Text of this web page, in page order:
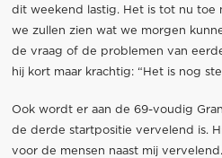
dit weekend lastig. Het is tot nu toe
we zullen zien wat we morgen
de vraag of de problemen van
hij kort maar krachtig: “Het is nog
Ook wordt er aan de 69-voudig
de derde startpositie vervelend is.
voor de mensen naast mij